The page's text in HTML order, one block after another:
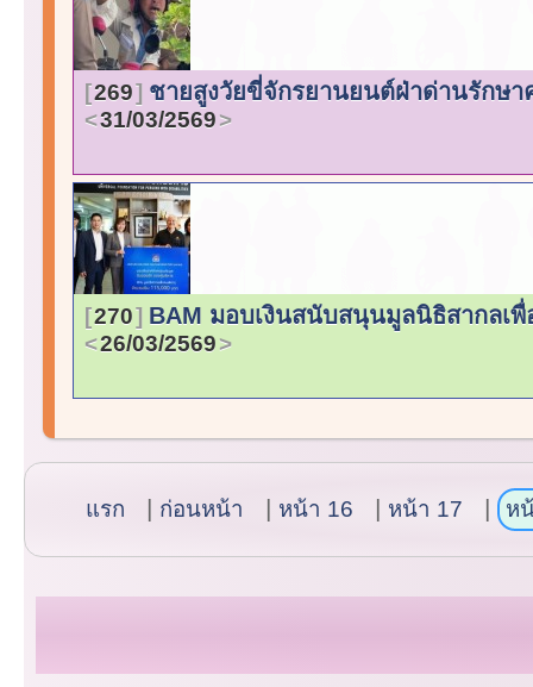
269 ชายสูงวัยขี่จักรยานยนต์ฝ่าด่านรักษ
31/03/2569
270 BAM มอบเงินสนับสนุนมูลนิธิสากลเ
26/03/2569
แรก ก่อนหน้า หน้า 16 หน้า 17 ห